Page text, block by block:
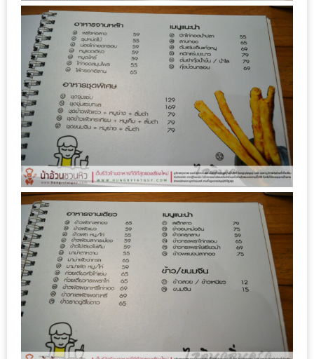
กิจกรรม
ชิง
รางวัล
กับ
สมาชิก
ENEWS
น้า
อ้วน
ชวน
หิว
ข้าว
อะไร
เอ่ย
อร่อย
ที่สุด?
แฟร์